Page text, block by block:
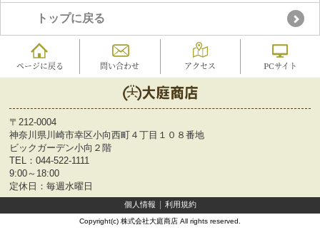
トップに戻る
ページに戻る 問い合わせ アクセス PCサイト
〒212-0004
神奈川県川崎市幸区小向西町４丁目１０８番地
ビックガーデン小向２階
TEL： 044-522-1111
9:00～18:00
定休日：毎週水曜日
個人情報 利用規約
Copyright(c) 株式会社大庭商店 All rights reserved.